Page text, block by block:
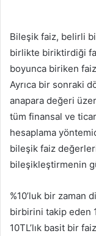
Bileşik faiz, belirli
birlikte biriktirdiği
boyunca biriken
Ayrıca bir sonraki
anapara değeri
tüm finansal ve
hesaplama
bileşik faiz
bileşikleştirmenin
%10’luk bir zaman
birbirini takip eden
10TL’lık basit bir